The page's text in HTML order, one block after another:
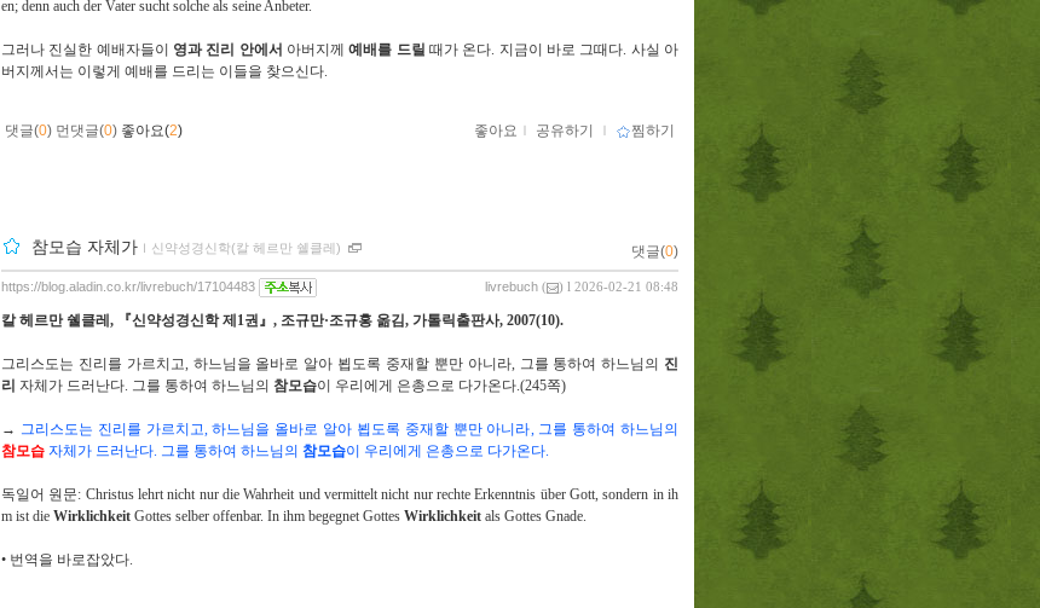
en; denn auch der Vater sucht solche als seine Anbeter.
그러나 진실한 예배자들이 영과 진리 안에서 아버지께예배를 드릴 때가 온다. 지금이 바로 그때다. 사실 아
버지께서는 이렇게 예배를 드리는 이들을 찾으신다.
댓글(0) 먼댓글(0) 좋아요(2) 좋아요 ｌ 공유하기 ｌ 찜하기
참모습 자체가 ｌ 신약성경신학(칼 헤르만 쉘클레) 댓글(0)
livrebuch ( ) l 2026-02-21 08:48
https://blog.aladin.co.kr/livrebuch/17104483
칼 헤르만 쉘클레 , 『신약성경신학 제 1권』 , 조규만·조규홍 옮김, 가톨릭출판사, 2007(10).
그리스도는 진리를 가르치고, 하느님을 올바로 알아 뵙도록 중재할 뿐만 아니라, 그를 통하여 하느님의 진
리 자체가 드러난다. 그를 통하여 하느님의 참모습이 우리에게 은총으로 다가온다.(245쪽)
→ 그리스도는 진리를 가르치고,하느님을 올바로 알아 뵙도록 중재할 뿐만 아니라, 그를 통하여 하느님의
참모습 자체가 드러난다. 그를 통하여 하느님의 참모습이 우리에게 은총으로 다가온다.
독일어 원문: Christus lehrt nicht nur die Wahrheit und vermittelt nicht nur rechte Erkenntnis über Gott, sondern in ih
m ist die Wirklichkeit Gottes selber offenbar. In ihm begegnet Gottes Wirklichkeit als Gottes Gnade.
• 번역을 바로잡았다.